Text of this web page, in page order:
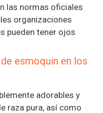
las normas oficiales
organizaciones
pueden tener ojos
esmoquin en los
adorables y
raza pura, así como